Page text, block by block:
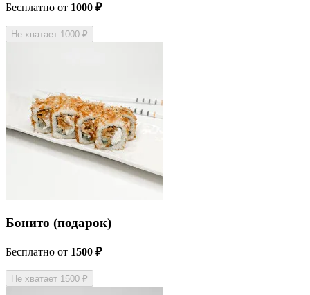
Бесплатно от 1000 ₽
Не хватает 1000 ₽
Бонито (подарок)
Бесплатно от 1500 ₽
Не хватает 1500 ₽